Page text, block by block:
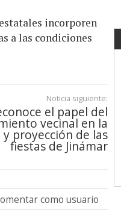
incorporen
a las condiciones
Noticia siguiente:
el papel del
vecinal en la
proyección de las
fiestas de Jinámar
como usuario